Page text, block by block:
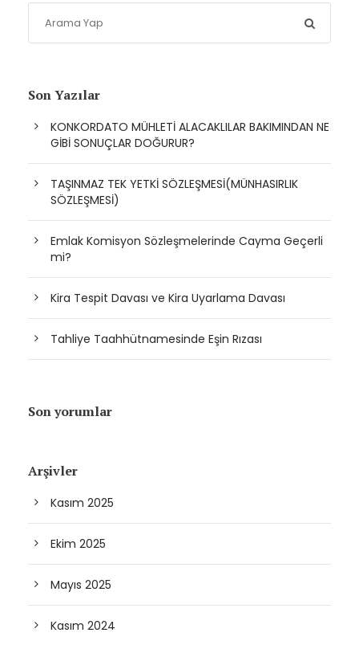
Son Yazılar
KONKORDATO MÜHLETİ ALACAKLILAR BAKIMINDAN NE
GİBİ SONUÇLAR DOĞURUR?
TAŞINMAZ TEK YETKİ SÖZLEŞMESİ(MÜNHASIRLIK
SÖZLEŞMESİ)
Emlak Komisyon Sözleşmelerinde Cayma Geçerli
mi?
Kira Tespit Davası ve Kira Uyarlama Davası
Tahliye Taahhütnamesinde Eşin Rızası
Son yorumlar
Arşivler
Kasım 2025
Ekim 2025
Mayıs 2025
Kasım 2024